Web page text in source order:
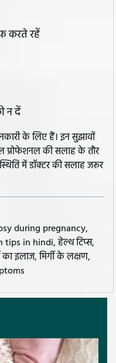
करते रहें
न दें
के लिए हैं। इन सुझावों
प्रोफेशनल की सलाह के तौर
में डॉक्टर की सलाह जरूर
during pregnancy,
tips in hindi, हेल्थ टिप्स,
का इलाज, मिर्गी के लक्षण,